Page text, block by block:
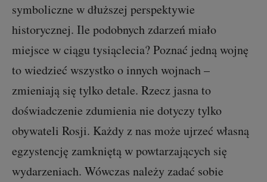
symboliczne w dłuższej perspektywie
historycznej. Ile podobnych zdarzeń miało
miejsce w ciągu tysiąclecia? Poznać jedną wojnę
to wiedzieć wszystko o innych wojnach –
zmieniają się tylko detale. Rzecz jasna to
doświadczenie zdumienia nie dotyczy tylko
obywateli Rosji. Każdy z nas może ujrzeć własną
egzystencję zamkniętą w powtarzających się
wydarzeniach. Wówczas należy zadać sobie